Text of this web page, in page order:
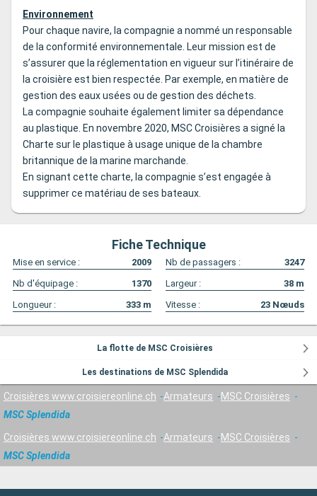
Environnement
Pour chaque navire, la compagnie a nommé un responsable
de la conformité environnementale. Leur mission est de
s’assurer que la réglementation en vigueur sur l’itinéraire de
la croisière est bien respectée. Par exemple, en matière de
gestion des eaux usées ou de gestion des déchets.
La compagnie souhaite également limiter sa dépendance
au plastique. En novembre 2020, MSC Croisières a signé la
Charte sur le plastique à usage unique de la chambre
britannique de la marine marchande.
En signant cette charte, la compagnie s’est engagée à
supprimer ce matériau de ses bateaux.
Fiche Technique
Mise en service : 2009 Nb de passagers :
3247
Nb d'équipage :
1370 Largeur : 38 m
Longueur :
333 m Vitesse : 23 Nœuds
La flotte de MSC Croisières
Les destinations de MSC Splendida
Croisières www.croisiereonline.ch Armateurs
MSC Croisières
MSC Splendida
Croisières www.croisiereonline.ch Armateurs
MSC Croisières
MSC Splendida